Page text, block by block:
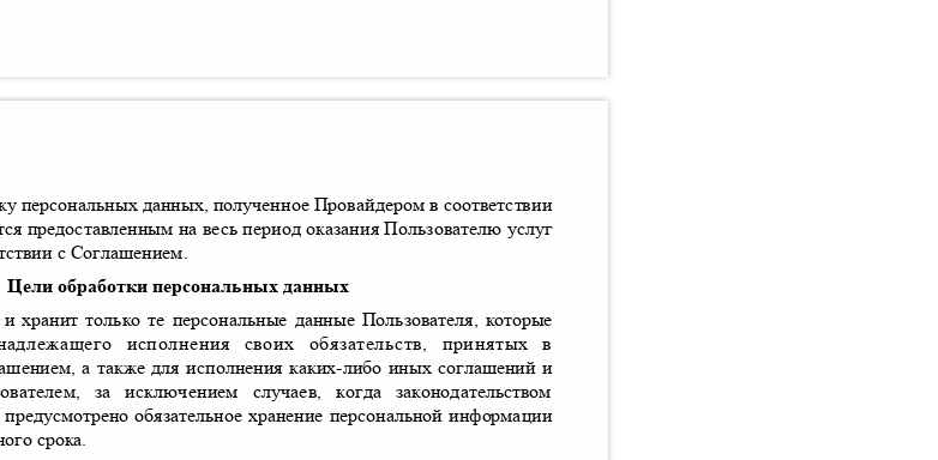
персональных данных ,полученное Провайдером в соответствии
предоставленным на весь период оказания Пользователю услуг
с Соглашением
Цели обработки персональных данных
хранит только те персональные данные Пользователя ,которые
исполнения своих обязательств
принятых в
,а также для исполнения каких-либо иных соглашений и
,за исключением случаев ,когда законодательством
обязательное хранение персональной информации
срока